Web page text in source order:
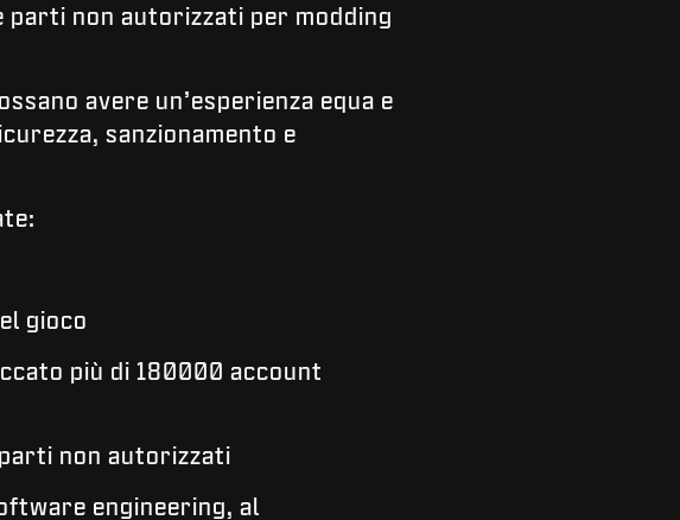
non autorizzati per modding
avere un’esperienza equa e
sanzionamento e
gioco
più di 180000 account
non autorizzati
engineering, al